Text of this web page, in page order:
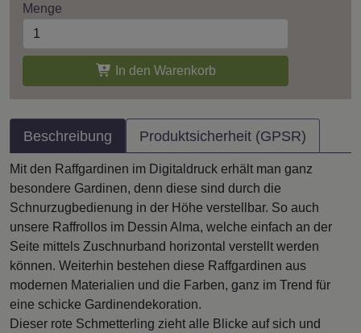
Menge
In den Warenkorb
Beschreibung Produktsicherheit (GPSR)
Mit den Raffgardinen im Digitaldruck erhält man ganz
besondere Gardinen, denn diese sind durch die
Schnurzugbedienung in der Höhe verstellbar. So auch
unsere Raffrollos im Dessin Alma, welche einfach an der
Seite mittels Zuschnurband horizontal verstellt werden
können. Weiterhin bestehen diese Raffgardinen aus
modernen Materialien und die Farben, ganz im Trend für
eine schicke Gardinendekoration.
Dieser rote Schmetterling zieht alle Blicke auf sich und